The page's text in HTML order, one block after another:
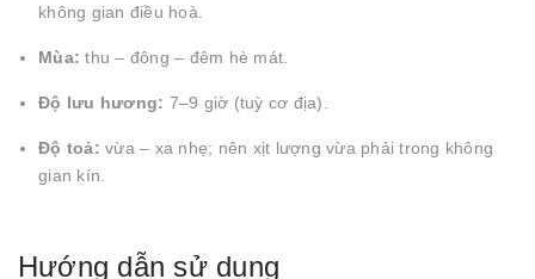
không gian điều hoà.
Mùa: thu – đông – đêm hè mát.
Độ lưu hương: 7–9 giờ (tuỳ cơ địa).
Độ toả: vừa – xa nhẹ; nên xịt lượng vừa phải trong không
gian kín.
Hướng dẫn sử dụng